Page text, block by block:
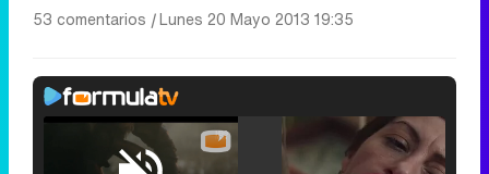
53 comentarios |Lunes 20 Mayo 2013 19:35